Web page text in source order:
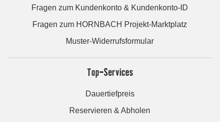
Fragen zum Kundenkonto & Kundenkonto-ID
Fragen zum HORNBACH Projekt-Marktplatz
Muster-Widerrufsformular
Top-Services
Dauertiefpreis
Reservieren & Abholen